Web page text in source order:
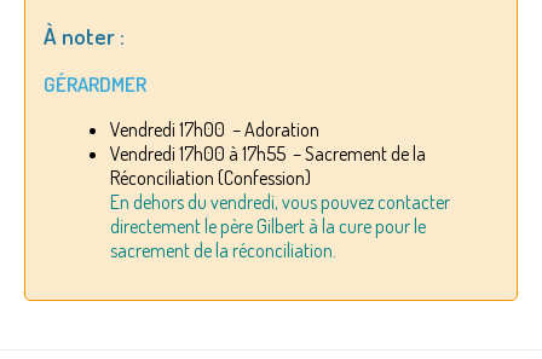
À noter :
GÉRARDMER
Vendredi 17h00 – Adoration
Vendredi 17h00 à 17h55 – Sacrement de la
Réconciliation (Confession)
En dehors du vendredi, vous pouvez contacter
directement le père Gilbert à la cure pour le
sacrement de la réconciliation.